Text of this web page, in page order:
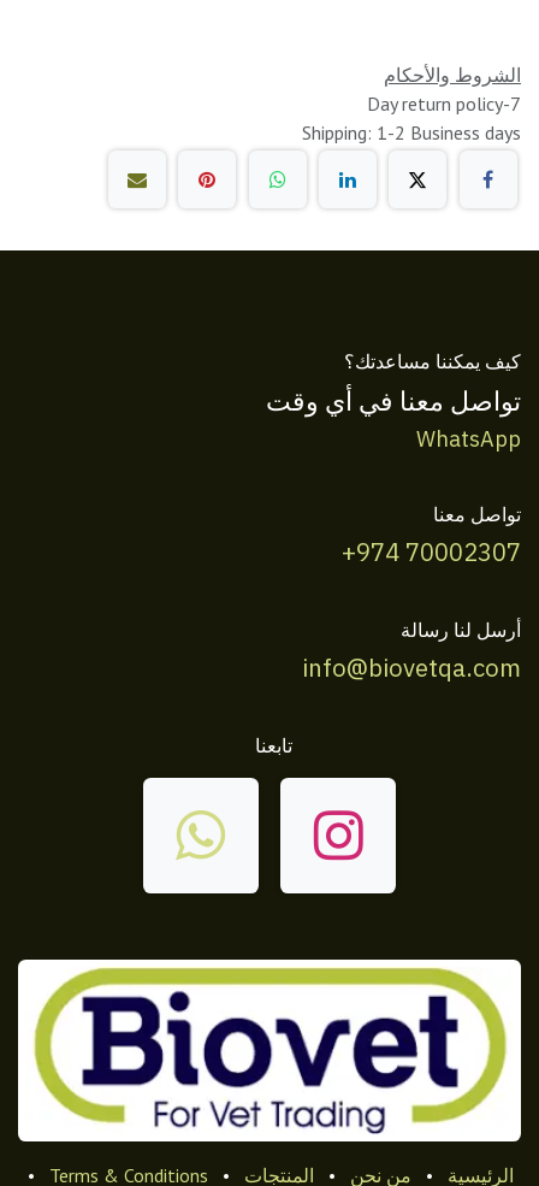
الشروط والأحكام
7-Day return policy
Shipping: 1-2 Business days
كيف يمكننا مساعدتك؟
تواصل معنا في أي وقت
WhatsApp
تواصل معنا
+974 70002307
أرسل لنا رسالة
info@biovetqa.com
تابعنا
الرئيسية • من نحن • المنتجات •
Terms & Conditions
•